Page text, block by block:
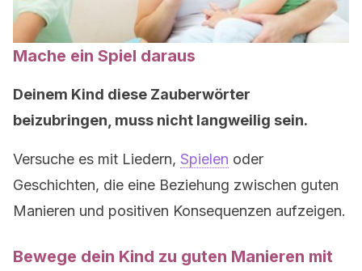
Mache ein Spiel daraus
Deinem Kind diese Zauberwörter
beizubringen, muss nicht langweilig sein.
Versuche es mit Liedern, Spielen oder
Geschichten, die eine Beziehung zwischen guten
Manieren und positiven Konsequenzen aufzeigen.
Bewege dein Kind zu guten Manieren mit